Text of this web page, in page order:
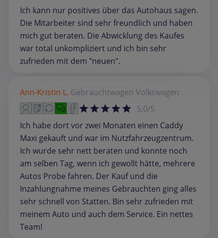
Ich kann nur positives über das Autohaus sagen.
Die Mitarbeiter sind sehr freundlich und haben
mich gut beraten. Die Abwicklung des Kaufes
war total unkompliziert und ich bin sehr
zufrieden mit dem "neuen".
Ann-Kristin L. Gebrauchtwagen Volkswagen
5,0/5
Ich habe dort vor zwei Monaten einen Caddy
Maxi gekauft und war im Nutzfahrzeugzentrum.
Ich wurde sehr nett beraten und konnte noch
am selben Tag, wenn ich gewollt hätte, mehrere
Autos Probe fahren. Der Kauf und die
Inzahlungnahme meines Gebrauchten ging alles
sehr schnell von Statten. Bin sehr zufrieden mit
meinem Auto und auch dem Service. Ein nettes
Team!